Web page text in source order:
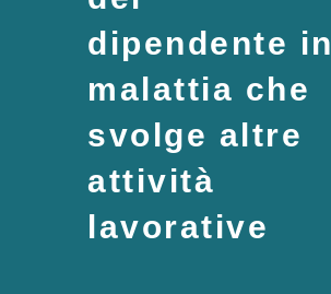
dipendente in
malattia che
svolge altre
attività
lavorative